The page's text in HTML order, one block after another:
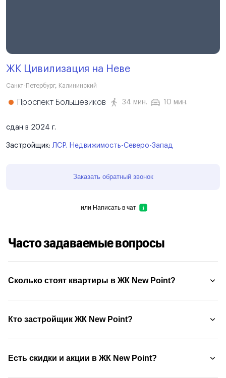
ЖК Цивилизация на Неве
Санкт-Петербург, Калининский
Проспект Большевиков 34 мин. 10 мин.
сдан в 2024 г.
Застройщик: ЛСР. Недвижимость-Северо-Запад
Заказать обратный звонок
или Написать в чат
Часто задаваемые вопросы
Сколько стоят квартиры в ЖК New Point?
Кто застройщик ЖК New Point?
Есть скидки и акции в ЖК New Point?